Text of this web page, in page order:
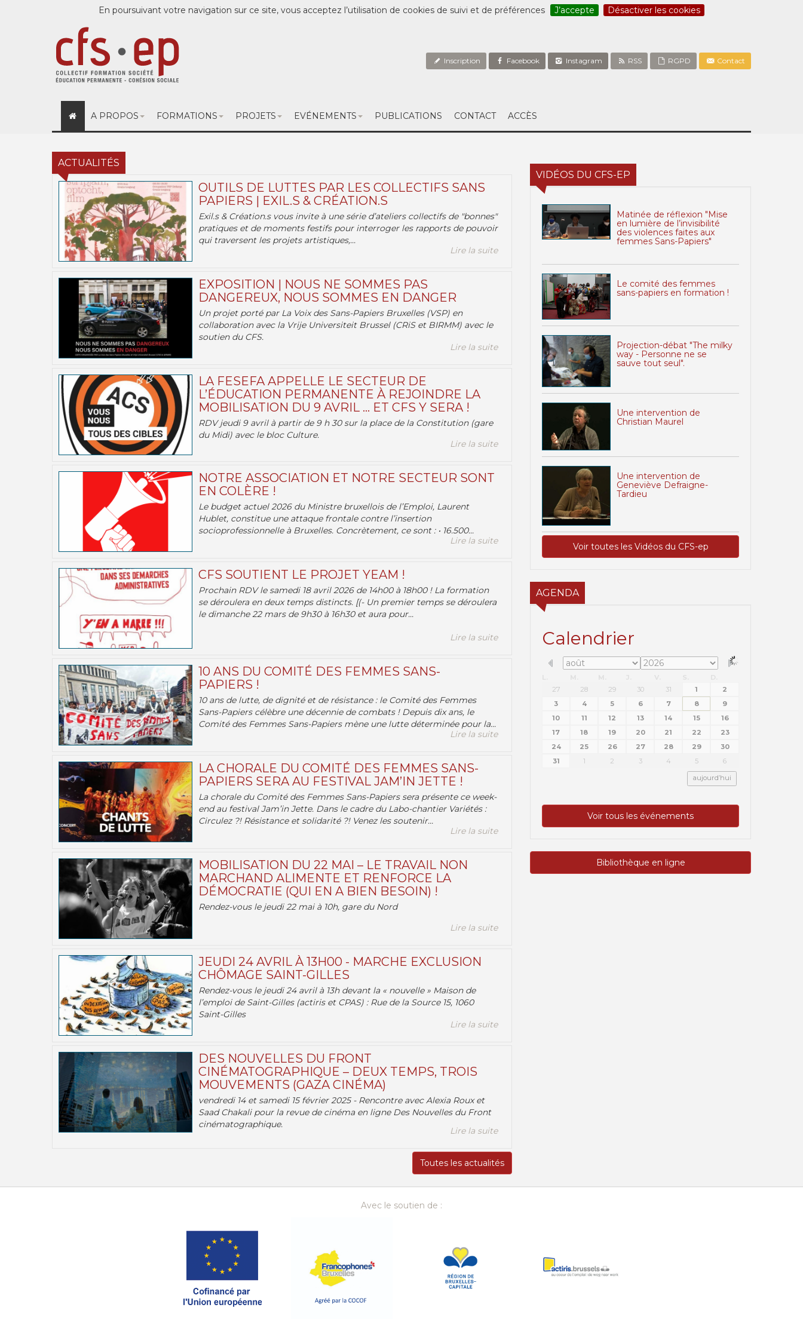
En poursuivant votre navigation sur ce site, vous acceptez l’utilisation de cookies de suivi et de préférences J’accepte Désactiver les cookies
Inscription Facebook Instagram RSS RGPD Contact
A PROPOS FORMATIONS PROJETS EVÉNEMENTS PUBLICATIONS CONTACT ACCÈS
ACTUALITÉS
OUTILS DE LUTTES PAR LES COLLECTIFS SANS
PAPIERS | EXIL.S & CRÉATION.S
Exil.s & Création.s vous invite à une série d’ateliers collectifs de "bonnes"
pratiques et de moments festifs pour interroger les rapports de pouvoir
qui traversent les projets artistiques,...
Lire la suite
EXPOSITION | NOUS NE SOMMES PAS
DANGEREUX, NOUS SOMMES EN DANGER
Un projet porté par La Voix des Sans-Papiers Bruxelles (VSP) en
collaboration avec la Vrije Universiteit Brussel (CRiS et BIRMM) avec le
soutien du CFS.
Lire la suite
LA FESEFA APPELLE LE SECTEUR DE
L’ÉDUCATION PERMANENTE À REJOINDRE LA
MOBILISATION DU 9 AVRIL … ET CFS Y SERA !
RDV jeudi 9 avril à partir de 9 h 30 sur la place de la Constitution (gare
du Midi) avec le bloc Culture.
Lire la suite
NOTRE ASSOCIATION ET NOTRE SECTEUR SONT
EN COLÈRE !
Le budget actuel 2026 du Ministre bruxellois de l’Emploi, Laurent
Hublet, constitue une attaque frontale contre l’insertion
socioprofessionnelle à Bruxelles. Concrètement, ce sont : • 16.500...
Lire la suite
CFS SOUTIENT LE PROJET YEAM !
Prochain RDV le samedi 18 avril 2026 de 14h00 à 18h00 ! La formation
se déroulera en deux temps distincts. [(- Un premier temps se déroulera
le dimanche 22 mars de 9h30 à 16h30 et aura pour...
Lire la suite
10 ANS DU COMITÉ DES FEMMES SANS-
PAPIERS !
10 ans de lutte, de dignité et de résistance : le Comité des Femmes
Sans-Papiers célèbre une décennie de combats ! Depuis dix ans, le
Comité des Femmes Sans-Papiers mène une lutte déterminée pour la...
Lire la suite
LA CHORALE DU COMITÉ DES FEMMES SANS-
PAPIERS SERA AU FESTIVAL JAM’IN JETTE !
La chorale du Comité des Femmes Sans-Papiers sera présente ce week-
end au festival Jam’in Jette. Dans le cadre du Labo-chantier Variétés :
Circulez ?! Résistance et solidarité ?! Venez les soutenir...
Lire la suite
MOBILISATION DU 22 MAI – LE TRAVAIL NON
MARCHAND ALIMENTE ET RENFORCE LA
DÉMOCRATIE (QUI EN A BIEN BESOIN) !
Rendez-vous le jeudi 22 mai à 10h, gare du Nord
Lire la suite
JEUDI 24 AVRIL À 13H00 - MARCHE EXCLUSION
CHÔMAGE SAINT-GILLES
Rendez-vous le jeudi 24 avril à 13h devant la « nouvelle » Maison de
l’emploi de Saint-Gilles (actiris et CPAS) : Rue de la Source 15, 1060
Saint-Gilles
Lire la suite
DES NOUVELLES DU FRONT
CINÉMATOGRAPHIQUE – DEUX TEMPS, TROIS
MOUVEMENTS (GAZA CINÉMA)
vendredi 14 et samedi 15 février 2025 - Rencontre avec Alexia Roux et
Saad Chakali pour la revue de cinéma en ligne Des Nouvelles du Front
cinématographique.
Lire la suite
Toutes les actualités
VIDÉOS DU CFS-EP
Matinée de réflexion "Mise
en lumière de l’invisibilité
des violences faites aux
femmes Sans-Papiers"
Le comité des femmes
sans-papiers en formation !
Projection-débat "The milky
way - Personne ne se
sauve tout seul".
Une intervention de
Christian Maurel
Une intervention de
Geneviève Defraigne-
Tardieu
Voir toutes les Vidéos du CFS-ep
AGENDA
Calendrier
27
28 29 30 31 1
2
3
4 5 6 7 8
9
10
11 12 13 14 15
16
17
18 19 20 21 22
23
24
25 26 27 28 29
30
31
1 2 3 4 5 6
aujourd’hui
Voir tous les événements
Bibliothèque en ligne
Avec le soutien de :